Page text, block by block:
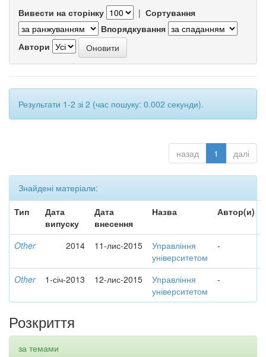
Вивести на сторінку | Сортування
Впорядкування
Автори
Результати 1-2 зі 2 (час пошуку: 0.002 секунди).
назад 1 далі
Знайдені матеріали:
Тип
Дата
випуску
Дата
внесення
Назва Автор(и)
Other 2014 11-лис-2015
Управління
університетом
-
Other 1-січ-2013 12-лис-2015
Управління
університетом
-
Розкриття
за темами